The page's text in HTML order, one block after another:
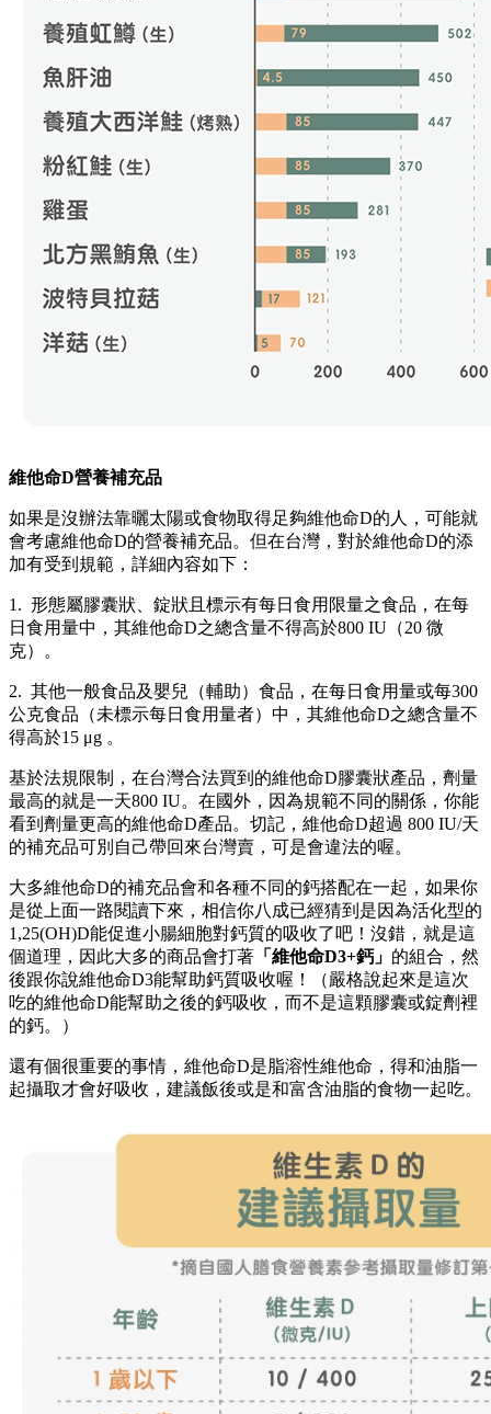
維他命D營養補充品
如果是沒辦法靠曬太陽或食物取得足夠維他命D的人，可能就
會考慮維他命D的營養補充品。但在台灣，對於維他命D的添
加有受到規範，詳細內容如下：
1. 形態屬膠囊狀、錠狀且標示有每日食用限量之食品，在每
日食用量中，其維他命D之總含量不得高於800 IU（20 微
克）。
2. 其他一般食品及嬰兒（輔助）食品，在每日食用量或每300
公克食品（未標示每日食用量者）中，其維他命D之總含量不
得高於15 μg 。
基於法規限制，在台灣合法買到的維他命D膠囊狀產品，劑量
最高的就是一天800 IU。在國外，因為規範不同的關係，你能
看到劑量更高的維他命D產品。切記，維他命D超過 800 IU/天
的補充品可別自己帶回來台灣賣，可是會違法的喔。
大多維他命D的補充品會和各種不同的鈣搭配在一起，如果你
是從上面一路閱讀下來，相信你八成已經猜到是因為活化型的
1,25(OH)D能促進小腸細胞對鈣質的吸收了吧！沒錯，就是這
個道理，因此大多的商品會打著 「維他命D3+鈣」 的組合，然
後跟你說維他命D3能幫助鈣質吸收喔！（嚴格說起來是這次
吃的維他命D能幫助之後的鈣吸收，而不是這顆膠囊或錠劑裡
的鈣。）
還有個很重要的事情，維他命D是脂溶性維他命，得和油脂一
起攝取才會好吸收，建議飯後或是和富含油脂的食物一起吃。